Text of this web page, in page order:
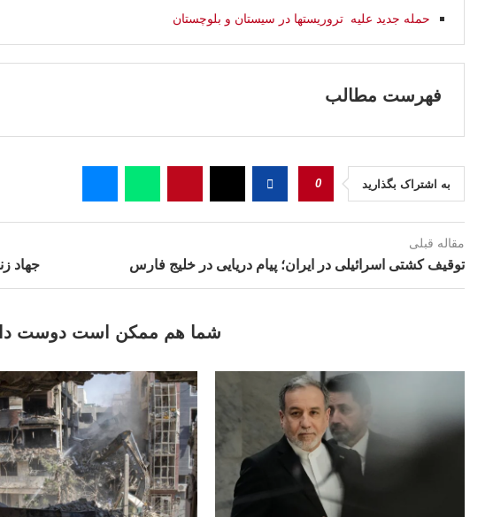
حمله جدید علیه تروریستها در سیستان و بلوچستان
فهرست مطالب
به اشتراک بگذارید 0
مقاله قبلی
توقیف کشتی اسرائیلی در ایران؛ پیام دریایی در خلیج فارس جهاد
شما هم ممکن است دوست